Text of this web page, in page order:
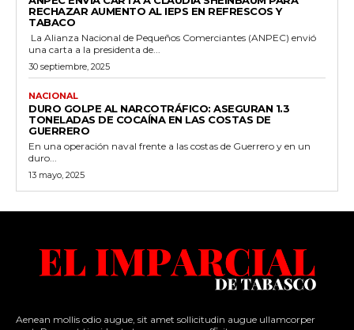
RECHAZAR AUMENTO AL IEPS EN REFRESCOS Y
TABACO
La Alianza Nacional de Pequeños Comerciantes (ANPEC) envió
una carta a la presidenta de...
30 septiembre, 2025
NACIONAL
DURO GOLPE AL NARCOTRÁFICO: ASEGURAN 1.3
TONELADAS DE COCAÍNA EN LAS COSTAS DE
GUERRERO
En una operación naval frente a las costas de Guerrero y en un
duro...
13 mayo, 2025
Aenean mollis odio augue, sit amet sollicitudin augue ullamcorper